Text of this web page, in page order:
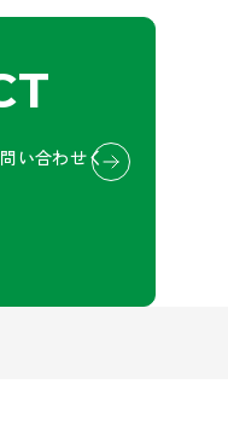
い合わせく